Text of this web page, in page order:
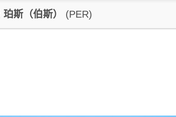
珀斯（伯斯） (PER)